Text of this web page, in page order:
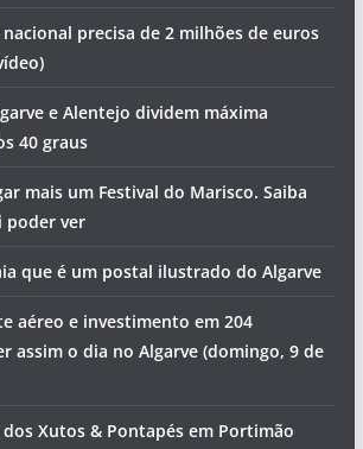
precisa de 2 milhões de euros
e Alentejo dividem máxima
40 graus
mais um Festival do Marisco. Saiba
poder ver
que é um postal ilustrado do Algarve
aéreo e investimento em 204
assim o dia no Algarve (domingo, 9 de
Xutos & Pontapés em Portimão